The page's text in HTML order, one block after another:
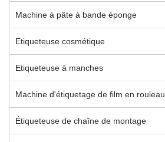
Machine à pâte à bande éponge
Etiqueteuse cosmétique
Etiqueteuse à manches
Machine d'étiquetage de film en rouleau
Étiqueteuse de chaîne de montage